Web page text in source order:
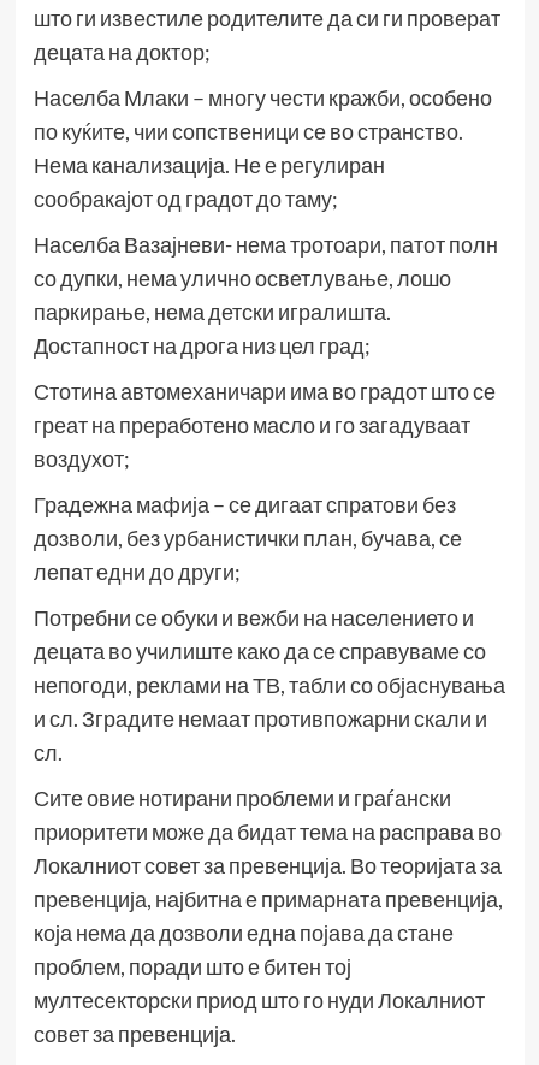
што ги известиле родителите да си ги проверат
децата на доктор;
Населба Млаки – многу чести кражби, особено
по куќите, чии сопственици се во странство.
Нема канализација. Не е регулиран
сообракајот од градот до таму;
Населба Вазајневи- нема тротоари, патот полн
со дупки, нема улично осветлување, лошо
паркирање, нема детски игралишта.
Достапност на дрога низ цел град;
Стотина автомеханичари има во градот што се
греат на преработено масло и го загадуваат
воздухот;
Градежна мафија – се дигаат спратови без
дозволи, без урбанистички план, бучава, се
лепат едни до други;
Потребни се обуки и вежби на населението и
децата во училиште како да се справуваме со
непогоди, реклами на ТВ, табли со објаснувања
и сл. Зградите немаат противпожарни скали и
сл.
Сите овие нотирани проблеми и граѓански
приоритети може да бидат тема на расправа во
Локалниот совет за превенција. Во теоријата за
превенција, најбитна е примарната превенција,
која нема да дозволи една појава да стане
проблем, поради што е битен тој
мултесекторски приод што го нуди Локалниот
совет за превенција.